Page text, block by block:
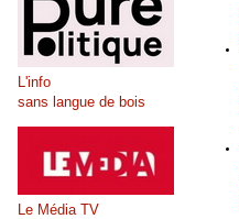
L'info
sans langue de bois
Le Média TV